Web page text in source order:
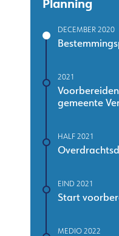
DECEMBER 2020
2021
gemeente
HALF 2021
EIND 2021
Start
MEDIO 2022